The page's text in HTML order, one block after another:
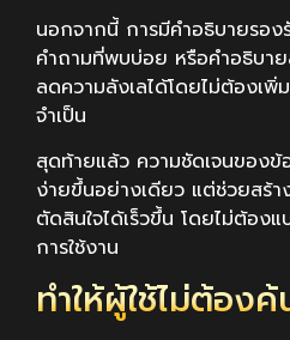
นอกจากนี้ การมีคำอธิบายรอง
คำถามที่พบบ่อย หรือคำอธิบ
ลดความลังเลได้โดยไม่ต้องเพิ่
จำเป็น
สุดท้ายแล้ว ความชัดเจนของข้
ง่ายขึ้นอย่างเดียว แต่ช่วยสร้า
ตัดสินใจได้เร็วขึ้น โดยไม่ต้อง
การใช้งาน
ทำให้ผู้ใช้ไม่ต้อง